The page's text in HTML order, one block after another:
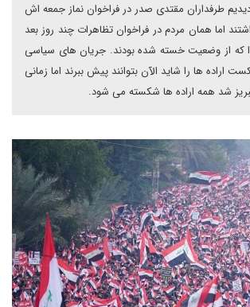
طرفداران مقتدی صدر در فراخوان نماز جمعه اش
اما همان مردم در فراخوان تظاهرات چند روز بعد
که از وضعیت خسته شده بودند. جریان های سیاسی
اراده ها را شاید الآن بتوانند پیش ببرند اما زمانی
شد همه اراده ها شکسته می شود.